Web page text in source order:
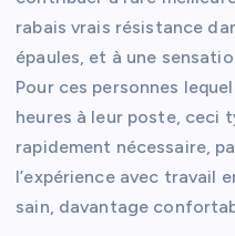
rabais vrais résistance
épaules, et à une
Pour ces personnes
heures à leur poste, ceci
rapidement nécessaire,
l’expérience avec travail
sain, davantage